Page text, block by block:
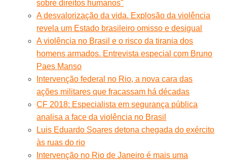
sobre direitos humanos"
A desvalorização da vida. Explosão da violência
revela um Estado brasileiro omisso e desigual
A violência no Brasil e o risco da tirania dos
homens armados. Entrevista especial com Bruno
Paes Manso
Intervenção federal no Rio, a nova cara das
ações militares que fracassam há décadas
CF 2018: Especialista em segurança pública
analisa a face da violência no Brasil
Luis Eduardo Soares detona chegada do exército
às ruas do rio
Intervenção no Rio de Janeiro é mais uma